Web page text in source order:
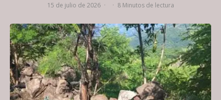
15 de julio de 2026 · · 8 Minutos de lectura